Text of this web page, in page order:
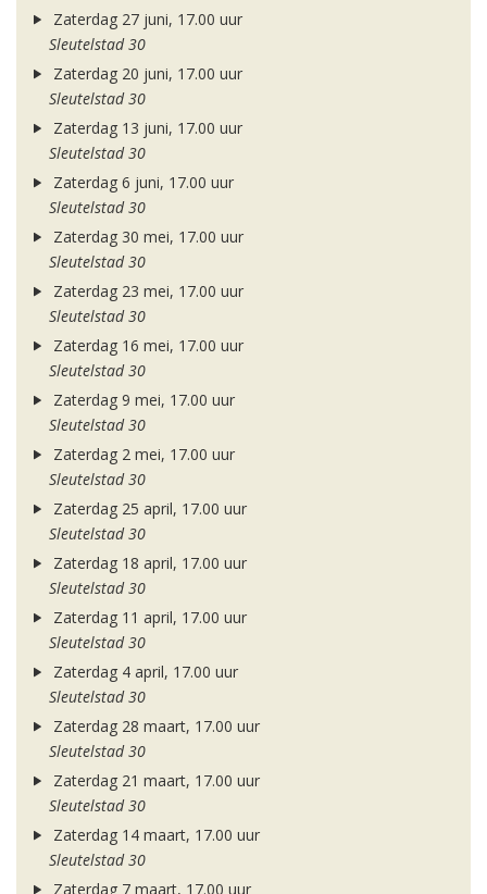
Zaterdag 27 juni, 17.00 uur
Sleutelstad 30
Zaterdag 20 juni, 17.00 uur
Sleutelstad 30
Zaterdag 13 juni, 17.00 uur
Sleutelstad 30
Zaterdag 6 juni, 17.00 uur
Sleutelstad 30
Zaterdag 30 mei, 17.00 uur
Sleutelstad 30
Zaterdag 23 mei, 17.00 uur
Sleutelstad 30
Zaterdag 16 mei, 17.00 uur
Sleutelstad 30
Zaterdag 9 mei, 17.00 uur
Sleutelstad 30
Zaterdag 2 mei, 17.00 uur
Sleutelstad 30
Zaterdag 25 april, 17.00 uur
Sleutelstad 30
Zaterdag 18 april, 17.00 uur
Sleutelstad 30
Zaterdag 11 april, 17.00 uur
Sleutelstad 30
Zaterdag 4 april, 17.00 uur
Sleutelstad 30
Zaterdag 28 maart, 17.00 uur
Sleutelstad 30
Zaterdag 21 maart, 17.00 uur
Sleutelstad 30
Zaterdag 14 maart, 17.00 uur
Sleutelstad 30
Zaterdag 7 maart, 17.00 uur